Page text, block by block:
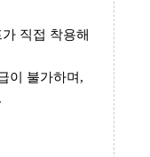
직접 착용해
이 불가하며,